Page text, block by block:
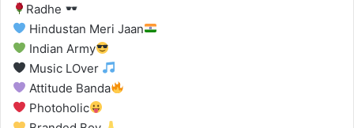
Radhe
Hindustan Meri Jaan
Indian Army
Music LOver
Attitude Banda
Photoholic